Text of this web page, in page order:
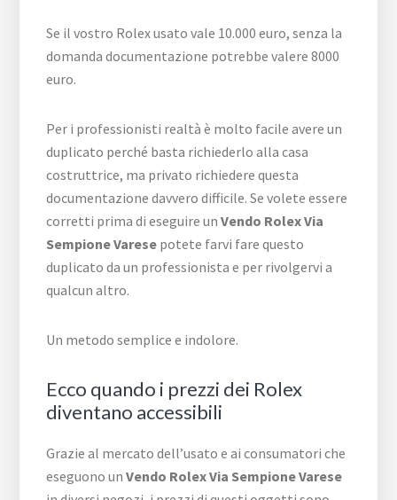
Se il vostro Rolex usato vale 10.000 euro, senza la
domanda documentazione potrebbe valere 8000
euro.
Per i professionisti realtà è molto facile avere un
duplicato perché basta richiederlo alla casa
costruttrice, ma privato richiedere questa
documentazione davvero difficile. Se volete essere
corretti prima di eseguire unVendo Rolex Via
Sempione Varese potete farvi fare questo
duplicato da un professionista e per rivolgervi a
qualcun altro.
Un metodo semplice e indolore.
Ecco quando i prezzi dei Rolex
diventano accessibili
Grazie al mercato dell’usato e ai consumatori che
eseguono unVendo Rolex Via Sempione Varese